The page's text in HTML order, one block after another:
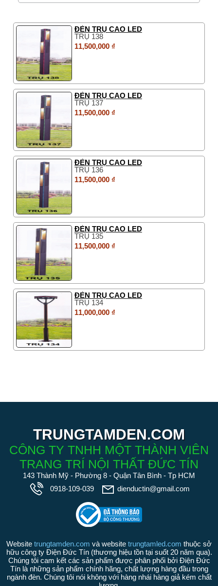
ĐÈN TRỤ CAO LED
TRỤ 138
11,500,000 ₫
ĐÈN TRỤ CAO LED
TRỤ 137
11,500,000 ₫
ĐÈN TRỤ CAO LED
TRỤ 136
11,500,000 ₫
ĐÈN TRỤ CAO LED
TRỤ 135
11,500,000 ₫
ĐÈN TRỤ CAO LED
TRỤ 134
11,000,000 ₫
TRUNGTAMDEN.COM
CÔNG TY TNHH MỘT THÀNH VIÊN
TRANG TRÍ NỘI THẤT ĐỨC TÍN
143 Thành Mỹ - Phường 8 - Quận Tân Bình - Tp HCM
0918-109-039
dienductin@gmail.com
Website trungtamden.com và website trungtamled.com thuộc sở
hữu công ty Điện Đức Tín (thương hiệu tồn tại suốt 20 năm qua).
Chúng tôi cam kết các sản phẩm được phân phối bởi Điện Đức
Tín là những sản phẩm chính hãng, chất lượng hàng đầu trong
ngành đèn. Chúng tôi nói không với hàng nhái hàng giả kém chất